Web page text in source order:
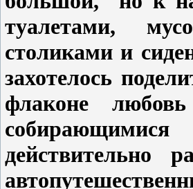
туалетами,
столиками и
захотелось
флаконе
действительно